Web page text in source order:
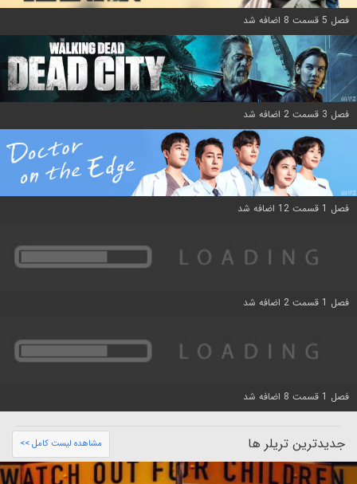
فصل 5 قسمت 8 اضافه شد
فصل 3 قسمت 2 اضافه شد
فصل 1 قسمت 12 اضافه شد
فصل 1 قسمت 2 اضافه شد
فصل 1 قسمت 8 اضافه شد
جدیدترین تریلر ها مشاهده لیست کامل >>